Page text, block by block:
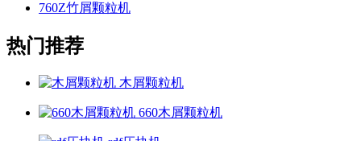
760Z竹屑颗粒机
热门推荐
木屑颗粒机
660木屑颗粒机